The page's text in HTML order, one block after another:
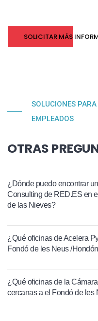
SOLICITAR MÁS
SOLUCIONES
EMPLEADOS
OTRAS
¿Dónde puedo encontrar
Consulting de RED.ES en
de las Nieves?
¿Qué oficinas de Acelera
Fondó de les Neus /
¿Qué oficinas de la
cercanas a el Fondó de les